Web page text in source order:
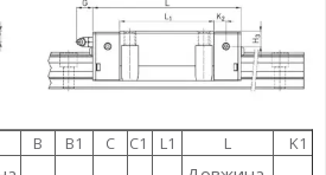
B B1 C C1 L1 L K1